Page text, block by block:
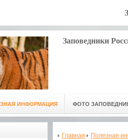
Заповедники
ИНФОРМАЦИЯ ФОТО
Главная Полезная